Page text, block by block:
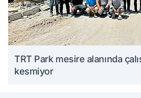
TRT Park mesire alanında
kesmiyor